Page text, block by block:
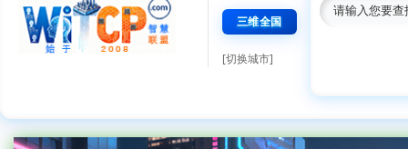
三维全国
[切换城市]